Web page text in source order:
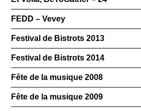
FEDD – Vevey
Festival de Bistrots 2013
Festival de Bistrots 2014
Fête de la musique 2008
Fête de la musique 2009